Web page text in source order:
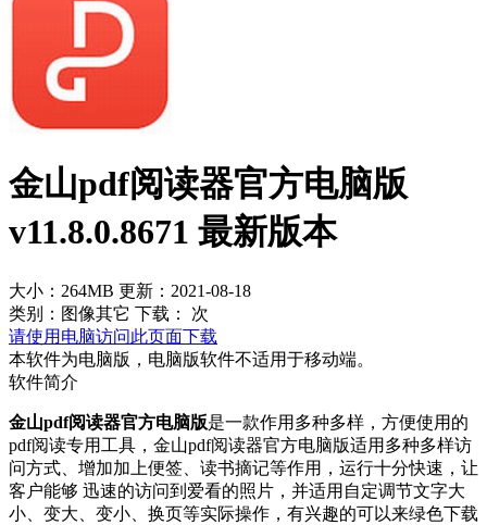
金山pdf阅读器官方电脑版
v11.8.0.8671 最新版本
大小：264MB 更新：2021-08-18
类别：图像其它 下载：
次
请使用电脑访问此页面下载
本软件为电脑版，电脑版软件不适用于移动端。
软件简介
金山pdf阅读器官方电脑版是一款作用多种多样，方便使用的
pdf阅读专用工具，金山pdf阅读器官方电脑版适用多种多样访
问方式、增加加上便签、读书摘记等作用，运行十分快速，让
客户能够 迅速的访问到爱看的照片，并适用自定调节文字大
小、变大、变小、换页等实际操作，有兴趣的可以来绿色下载